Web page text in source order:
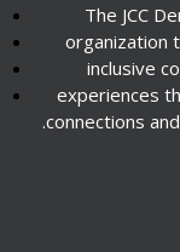
The JCC
organization
inclusive
experiences
connections